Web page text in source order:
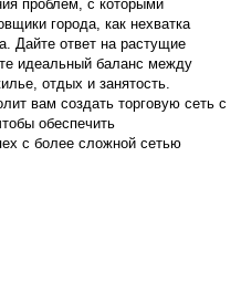
проблем, с которыми
города, как нехватка
Дайте ответ на растущие
идеальный баланс между
отдых и занятость.
вам создать торговую сеть с
обеспечить
с более сложной сетью